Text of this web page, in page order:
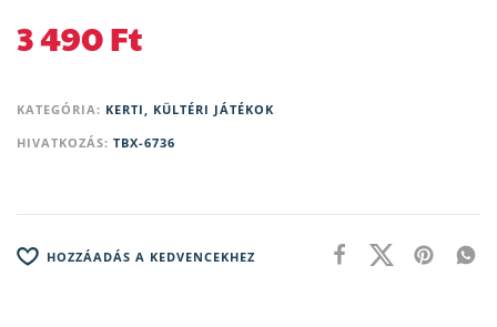
3 490Ft
KATEGÓRIA: KERTI, KÜLTÉRI JÁTÉKOK
HIVATKOZÁS: TBX-6736
HOZZÁADÁS A KEDVENCEKHEZ